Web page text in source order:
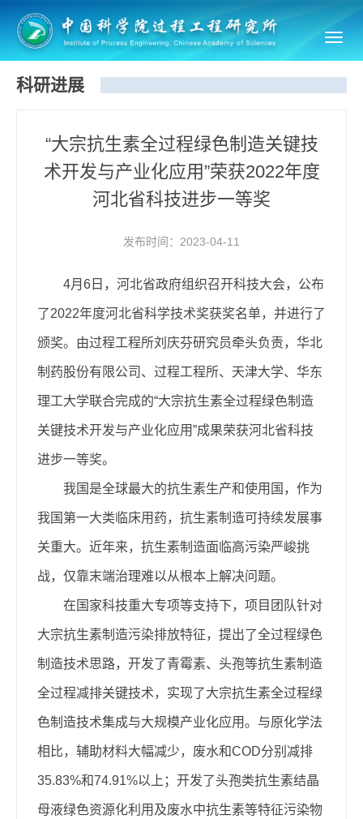
科研进展
“大宗抗生素全过程绿色制造关键技
术开发与产业化应用”荣获2022年度
河北省科技进步一等奖
发布时间：2023-04-11
4月 6 日，河北省政府组织召开科技大会，公布
了2022年度河北省科学技术奖获奖名单，并进行了
颁奖。由过程工程所刘庆芬研究员牵头负责，华北
制药股份有限公司、过程工程所、天津大学、华东
理工大学联合完成的“大宗抗生素全过程绿色制造
关键技术开发与产业化应用”成果荣获河北省科技
进步一等奖。
我国是全球最大的抗生素生产和使用国，作为
我国第一大类临床用药，抗生素制造可持续发展事
关重大。近年来，抗生素制造面临高污染严峻挑
战，仅靠末端治理难以从根本上解决问题。
在国家科技重大专项等支持下，项目团队针对
大宗抗生素制造污染排放特征，提出了全过程绿色
制造技术思路，开发了青霉素、头孢等抗生素制造
全过程减排关键技术，实现了大宗抗生素全过程绿
色制造技术集成与大规模产业化应用。与原化学法
相比，辅助材料大幅减少，废水和COD分别减排
35.83%和74.91%以上；开发了头孢类抗生素结晶
母液绿色资源化利用及废水中抗生素等特征污染物